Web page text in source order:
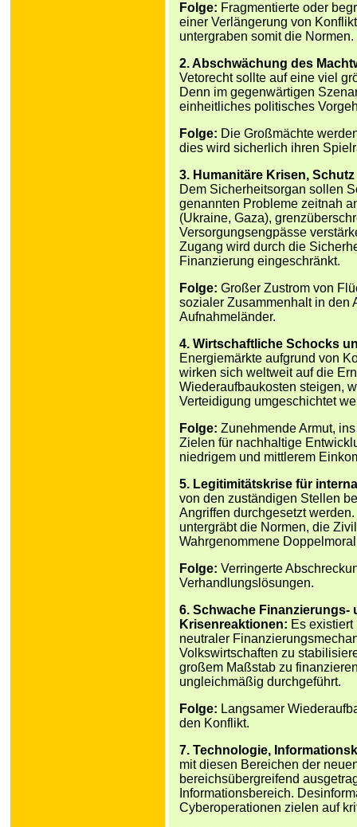
Folge: Fragmentierte oder
einer Verlängerung von
untergraben somit die Normen.
2. Abschwächung des
Vetorecht sollte auf eine viel
Denn im gegenwärtigen
einheitliches politisches
Folge: Die Großmächte
dies wird sicherlich ihren
3. Humanitäre Krisen,
Dem Sicherheitsorgan sollen
genannten Probleme zeitnah
(Ukraine, Gaza),
Versorgungsengpässe
Zugang wird durch die
Finanzierung eingeschränkt.
Folge: Großer Zustrom von
sozialer Zusammenhalt in den
Aufnahmeländer.
4. Wirtschaftliche Schocks
Energiemärkte aufgrund von
wirken sich weltweit auf die
Wiederaufbaukosten steigen,
Verteidigung umgeschichtet
Folge: Zunehmende Armut,
Zielen für nachhaltige
niedrigem und mittlerem
5. Legitimitätskrise für
von den zuständigen Stellen
Angriffen durchgesetzt
untergräbt die Normen, die
Wahrgenommene
Folge: Verringerte
Verhandlungslösungen.
6. Schwache Finanzierungs-
Krisenreaktionen: Es
neutraler
Volkswirtschaften zu
großem Maßstab zu
ungleichmäßig durchgeführt.
Folge: Langsamer
den Konflikt.
7. Technologie,
mit diesen Bereichen der
bereichsübergreifend
Informationsbereich.
Cyberoperationen zielen auf